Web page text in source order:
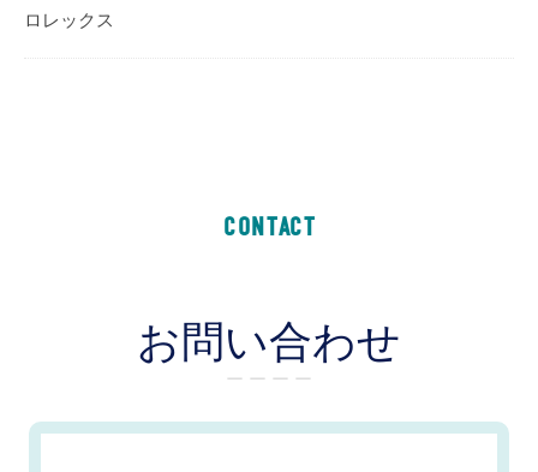
ロレックス
CONTACT
お問い合わせ
ー ー ー ー